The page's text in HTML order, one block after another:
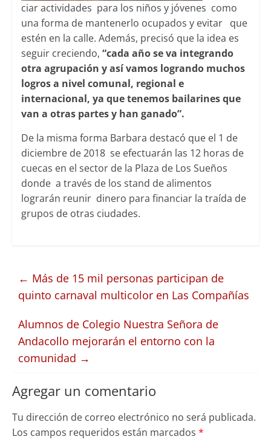
ciar actividades para los niños y jóvenes como
una forma de mantenerlo ocupados y evitar que
estén en la calle. Además, precisó que la idea es
seguir creciendo, “cada año se va integrando
otra agrupación y así vamos logrando muchos
logros a nivel comunal, regional e
internacional, ya que tenemos bailarines que
van a otras partes y han ganado”.
De la misma forma Barbara destacó que el 1 de
diciembre de 2018 se efectuarán las 12 horas de
cuecas en el sector de la Plaza de Los Sueños
donde a través de los stand de alimentos
lograrán reunir dinero para financiar la traída de
grupos de otras ciudades.
← Más de 15 mil personas participan de
quinto carnaval multicolor en Las Compañías
Alumnos de Colegio Nuestra Señora de
Andacollo mejorarán el entorno con la
comunidad →
Agregar un comentario
Tu dirección de correo electrónico no será publicada.
Los campos requeridos están marcados *